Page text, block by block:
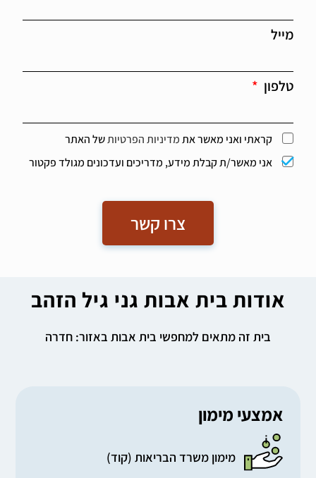
מייל
טלפון
קראתי ואני מאשר אתמדיניות הפרטיותשל האתר
אני מאשר/ת קבלת מידע, מדריכים ועדכונים מגולד פקטור
צרו קשר
אודות בית אבות גני גיל הזהב
בית זה מתאים למחפשי בית אבות באזור: חדרה
אמצעי מימון
מימון משרד הבריאות (קוד)